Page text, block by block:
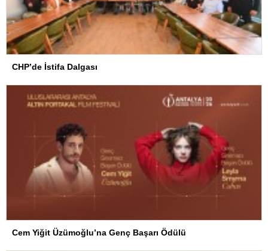
CHP’de İstifa Dalgası
Cem Yiğit Üzümoğlu’na Genç Başarı Ödülü